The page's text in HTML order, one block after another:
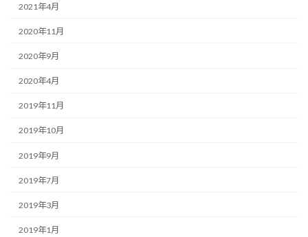
2021年4月
2020年11月
2020年9月
2020年4月
2019年11月
2019年10月
2019年9月
2019年7月
2019年3月
2019年1月